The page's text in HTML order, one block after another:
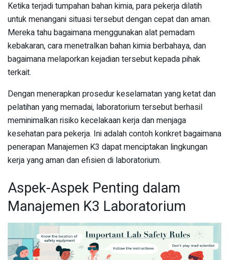
Ketika terjadi tumpahan bahan kimia, para pekerja dilatih
untuk menangani situasi tersebut dengan cepat dan aman.
Mereka tahu bagaimana menggunakan alat pemadam
kebakaran, cara menetralkan bahan kimia berbahaya, dan
bagaimana melaporkan kejadian tersebut kepada pihak
terkait.
Dengan menerapkan prosedur keselamatan yang ketat dan
pelatihan yang memadai, laboratorium tersebut berhasil
meminimalkan risiko kecelakaan kerja dan menjaga
kesehatan para pekerja. Ini adalah contoh konkret bagaimana
penerapan Manajemen K3 dapat menciptakan lingkungan
kerja yang aman dan efisien di laboratorium.
Aspek-Aspek Penting dalam
Manajemen K3 Laboratorium